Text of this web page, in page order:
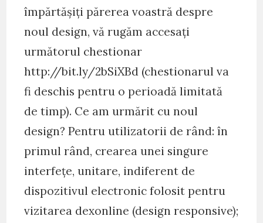
împărtășiți părerea voastră despre
noul design, vă rugăm accesați
următorul chestionar
http://bit.ly/2bSiXBd (chestionarul va
fi deschis pentru o perioadă limitată
de timp). Ce am urmărit cu noul
design? Pentru utilizatorii de rând: în
primul rând, crearea unei singure
interfețe, unitare, indiferent de
dispozitivul electronic folosit pentru
vizitarea dexonline (design responsive);